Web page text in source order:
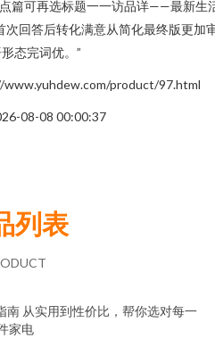
篇可再选标题一一访品详——最新生
次回答后转化满意从简化最终版更加
态完词优。”
product/97.html
08-08 00:00:37
列表